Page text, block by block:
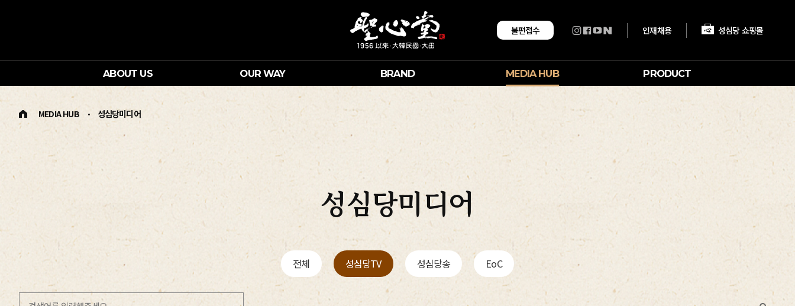
불편접수 인재채용 성심당 쇼핑몰
ABOUT US OUR WAY BRAND MEDIA HUB PRODUCT
MEDIA HUB 성심당미디어
성심당미디어
전체 성심당TV 성심당송 EoC